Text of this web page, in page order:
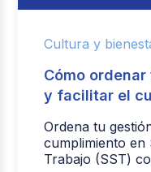
Cultura y
Cómo
y facilitar el
Ordena tu
cumplimiento en
Trabajo (SST)